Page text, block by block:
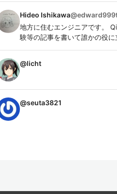
Hideo Ishikawa@
地方に住むエンジニアです。
験等の記事を書いて誰かの役に
@licht
@seuta3821